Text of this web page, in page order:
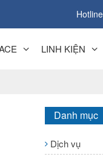
LINH KIỆN
Danh mục
Dịch vụ